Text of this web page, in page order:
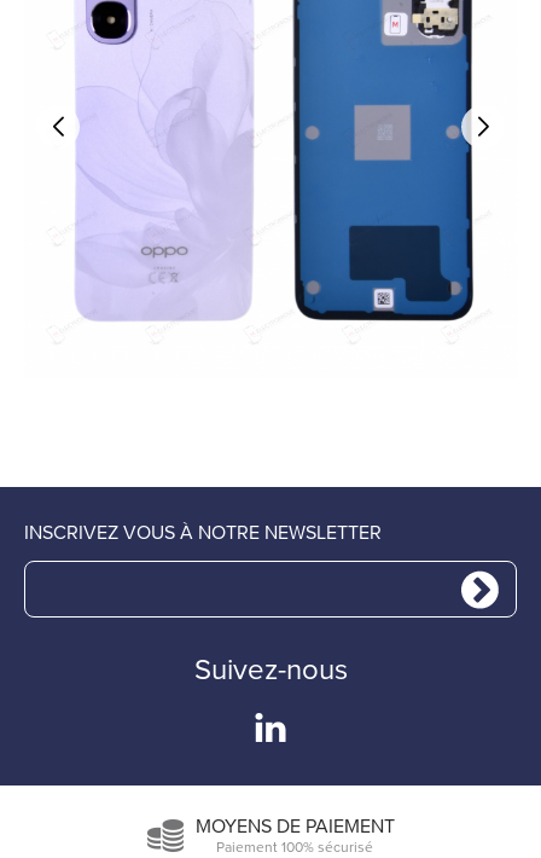
INSCRIVEZ VOUS À NOTRE NEWSLETTER
Suivez-nous
MOYENS DE PAIEMENT
Paiement 100% sécurisé